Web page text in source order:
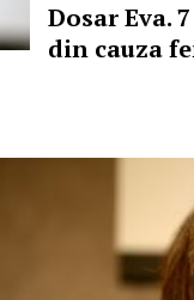
Dosar Eva.
din cauza